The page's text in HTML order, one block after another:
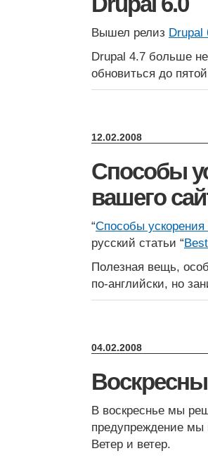
Вышел релиз Drupal
Drupal 4.7 больше
обновиться до
12.02.2008
Способы
вашего
“Способы ускорения
русский статьи “
Полезная вещь,
по-английски, но
04.02.2008
В воскреснье мы
предупреждение мы
Ветер и ветер.